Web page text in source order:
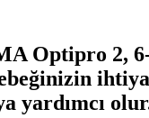
Optipro 2,
yardımcı